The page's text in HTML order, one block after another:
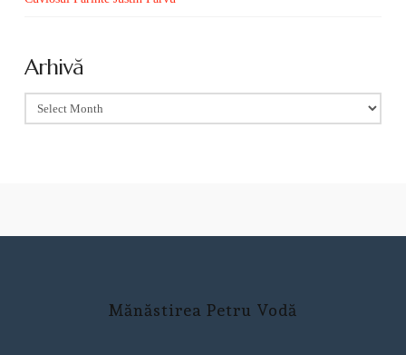
Arhivă
Arhivă
Mănăstirea Petru Vodă